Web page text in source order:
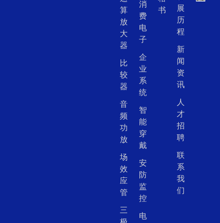
算
放
大
器
比
较
器
音
频
功
放
场
效
应
管
三
消
费
电
子
企
业
系
统
智
能
穿
戴
安
防
监
控
电
书
展
历
程
新
闻
资
讯
人
才
招
聘
联
系
我
们